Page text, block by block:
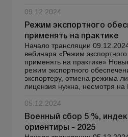
09.12.2024
Режим экспортного
применять на практике
Начало трансляции
вебинара «Режим
применять на практике»
режим экспортного
экспортеру, отмена режима
лицензия нужна, несмотря на
05.12.2024
Военный сбор 5 %,
ориентиры - 2025